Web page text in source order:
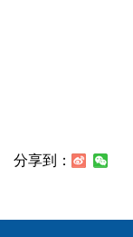
分享到：